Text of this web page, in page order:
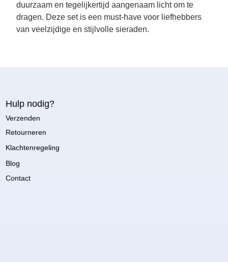
duurzaam en tegelijkertijd aangenaam licht om te
dragen. Deze set is een must-have voor liefhebbers
van veelzijdige en stijlvolle sieraden.
Hulp nodig?
Verzenden
Retourneren
Klachtenregeling
Blog
Contact